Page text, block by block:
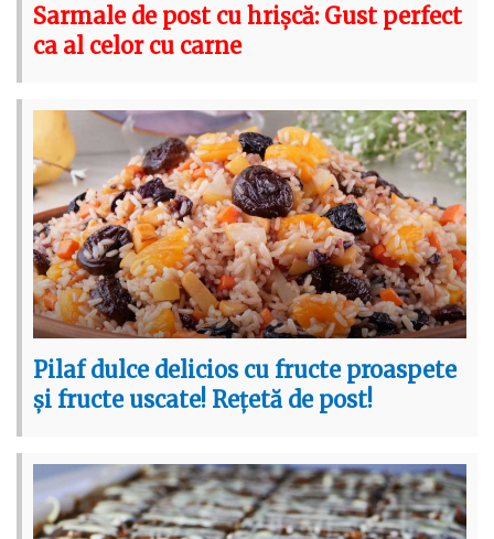
Sarmale de post cu hrișcă: Gust perfect
ca al celor cu carne
Pilaf dulce delicios cu fructe proaspete
și fructe uscate! Rețetă de post!